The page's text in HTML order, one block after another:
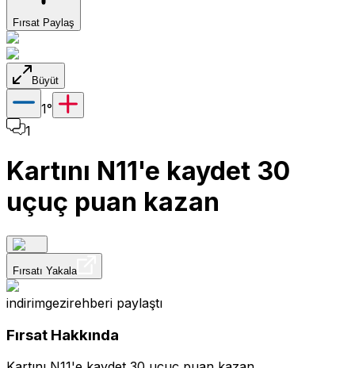
Fırsat Paylaş
Büyüt
1°
1
Kartını N11'e kaydet 30
uçuç puan kazan
Fırsatı Yakala
indirimgezirehberi paylaştı
Fırsat Hakkında